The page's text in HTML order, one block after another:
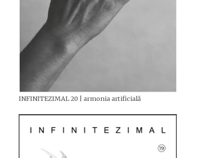
INFINITEZIMAL 20 | armonia artificială